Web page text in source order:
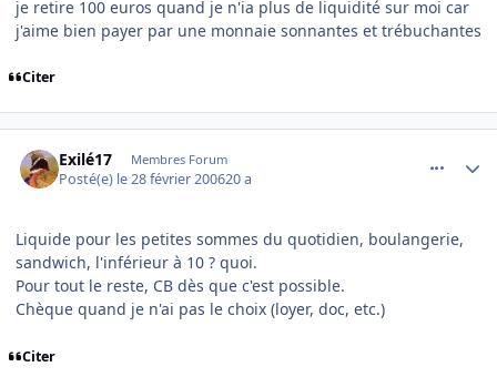
je retire 100 euros quand je n'ia plus de liquidité sur moi car
j'aime bien payer par une monnaie sonnantes et trébuchantes
Citer
Exilé17 Membres Forum
Posté(e) le 28 février 200620 a
Liquide pour les petites sommes du quotidien, boulangerie,
sandwich, l'inférieur à 10 ? quoi.
Pour tout le reste, CB dès que c'est possible.
Chèque quand je n'ai pas le choix (loyer, doc, etc.)
Citer